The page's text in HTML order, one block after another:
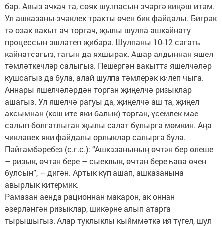
бар. Авыз ачкач та, сөяк шулпасын эчәргә киңәш итәм.
Ул ашказаны-эчәклек тракты өчен бик файдалы. Бигрәк
тә озак вакыт ач торгач, җылы шулпа ашкайнату
процессын эшләтеп җибәрә. Шулпаны 10-12 сәгать
кайнатсагыз, тагын да яхшырак. Ашар алдыннан яшел
тәмләткечләр салыгыз. Пешергән вакытта яшелчәләр
кушсагыз да була, алай шулпа тәмлерәк килеп чыга.
Аннары яшелчәләрдән торган җиңелчә ризыклар
ашагыз. Ул яшелчә рагуы да, җиңелчә аш та, җиңел
аксымнан (кош ите яки балык) торган, үсемлек мае
салып болгатлыган җылы салат булырга мөмкин. Аңа
чикләвек яки файдалы орлыклар салырга була.
Пәйгамбәребез (с.г.с.): “Ашказанының өчтән бер өлеше
– ризык, өчтән бере – сыеклык, өчтән бере һава өчен
булсын”, – дигән. Артык күп ашап, ашказанына
авырлык китермик.
Рамазан аенда рационнан макарон, ак оннан
әзерләнгән ризыклар, шикәрне алып атарга
тырышыгыз. Алар туклыклы кыйммәткә ия түгел, шул